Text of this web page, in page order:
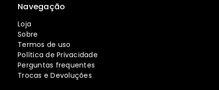
Navegação
Loja
Sobre
Termos de uso
Política de Privacidade
Perguntas frequentes
Trocas e Devoluções